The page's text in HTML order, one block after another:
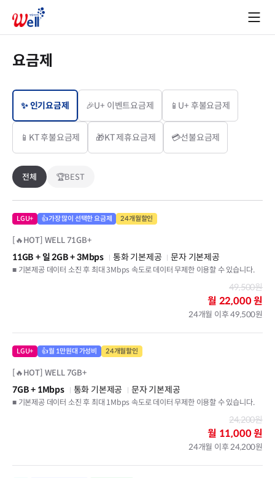
요금제
✨ 인기요금제 🎉U+ 이벤트요금제 📱U+ 후불요금제
📱KT 후불요금제 🎁KT 제휴요금제 💳선불요금제
전체 🏆BEST
LGU+ 👍가장 많이 선택한 요금제 24개월할인
[🔥HOT] WELL 71GB+
11GB + 일 2GB+ 3Mbps 통화 기본제공
문자 기본제공
■ 기본제공 데이터 소진 후 최대 3Mbps 속도로 데이터 무제한 이용할 수 있습니다.
49,500원
월 22,000 원
24개월 이후 49,500원
LGU+ 👍월 1만원대 가성비 24개월할인
[🔥HOT] WELL 7GB+
7GB+ 1Mbps 통화 기본제공
문자 기본제공
■ 기본제공 데이터 소진 후 최대 1Mbps 속도로 데이터 무제한 이용할 수 있습니다.
24,200원
월 11,000 원
24개월 이후 24,200원